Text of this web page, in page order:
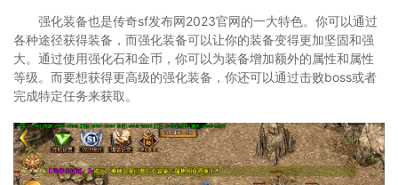
强化装备也是传奇sf发布网2023官网的一大特色。你可以通过
各种途径获得装备，而强化装备可以让你的装备变得更加坚固和强
大。通过使用强化石和金币，你可以为装备增加额外的属性和属性
等级。而要想获得更高级的强化装备，你还可以通过击败boss或者
完成特定任务来获取。